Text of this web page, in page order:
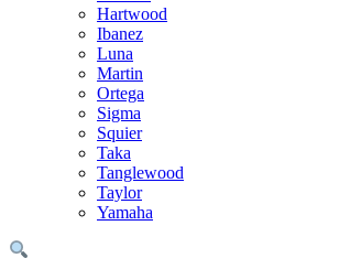
Hartwood
Ibanez
Luna
Martin
Ortega
Sigma
Squier
Taka
Tanglewood
Taylor
Yamaha